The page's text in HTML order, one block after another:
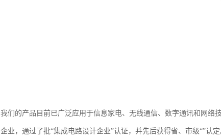
我们的产品目前已广泛应用于信息家电、无线通信、数字通讯和网
企业，通过了批“集成电路设计企业”认证，并先后获得省、市级“”认定